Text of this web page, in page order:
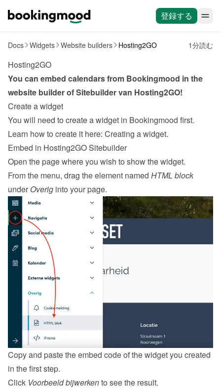
登録する
Docs Widgets Website builders Hosting2GO 1分読む
Hosting2GO
You can embed calendars from Bookingmood in the
website builder of Sitebuilder van Hosting2GO!
Create a widget
You will need to create a widget in Bookingmood first.
Learn how to create it here: Creating a widget.
Embed in Hosting2GO Sitebuilder
Open the page where you wish to show the widget.
From the menu, drag the element named HTML block
under Overig into your page.
Copy and paste the embed code of the widget you created
in the first step.
Click Voorbeeld bijwerken to see the result.